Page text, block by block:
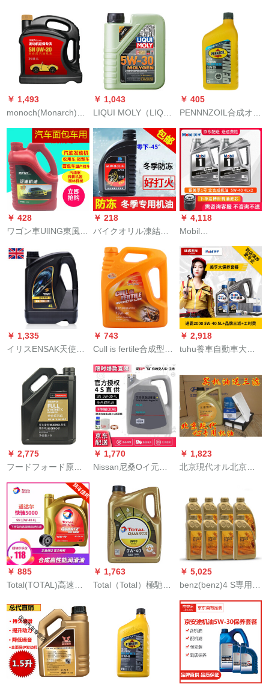
専门用オイル四季通
用オル合成オイル0
W-40 SN级4 Lスバル
森林人用専门オルに
适しています。
自動車潤滑油エンジ
オ自動車用品自動車
メテナンス5 W-20
SNクラ1 L
テ类合成オル5 W 30
ガソリン车用の润滑
￥ 1,493
monoch(Monarch)Jbaoy
エジン延長専門用モ
デル合成オイル潤滑
油0 W-20 SN級4 L自
動車用品
￥ 1,043
LIQUI MOLY（LIQUI
MOLY）魔法遺伝子オ
ル5 W-30 SNplus
GF-5 L（ドイツ原装
入力）
￥ 405
PENNNZOIL合成オイ
エルUltra Platonium 5
W-20 SN 1 QT 946
ml/バレル米国原装入
￥ 428
ワゴン車UlING東風小
エヌビエール小型車
15 W-40四季国産車
￥ 218
バイクオリル凍結防
SUZUKIペダ曲げビム
三輪車150オルバイク
オール1冊（＋给油
管）
￥ 4,118
Mobil
Mobil(Mobil)Mobil 1
号オ-イMobil 1号自動
車エン潤滑油SN級銀
Mobil 1号全合成5 W-
40 4 L*2
￥ 1,335
イリスENSAK天使シ
合成オーラル4 L原装
正品オル全シリズ全
合成オーラル
￥ 743
Cull is fertile合成型ガ
四季通用4 L自動車用
品
￥ 2,918
tuhu養車自動車大保
on ioイルフーティル
エッアコンフティ-
は、労働時間Mobil 1
号の新速覇2000を含
む全合成5 W-40 SN 4
￥ 2,775
フードフォード原工
合成した润滑油SN 5
W 30 4 L福叡斯/フー
ウォーク/モンディ/牡
牛座/翼博/翼虎/エイ
ジ/动揺者/探险者
￥ 1,770
Nissan尼桑Oイ元工
サーサーサーバード
奇駿馬馳天籟軒逸逍
楽客Venucia颐達楼蘭
NV 200潤滑油合成オ
リルSN 5 W-34 L
￥ 1,823
北京現代オル北京現
イル5 W-30
￥ 885
Total(TOTAL)高速走
5000半走行SN 10 W-
40 L合成
￥ 1,763
Total（Total）極馳
W-40 SN 5 Lフルコー
￥ 5,025
benz(benz)4 S専用オ
ール原工厂エン全合
成グリス合成オイル5
W-40 1 Lx 8